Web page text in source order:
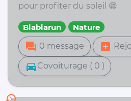
pour profiter du soleil 😁
Blablarun Nature
forum 0 message add_box
directions_car Covoiturage ( 0 )